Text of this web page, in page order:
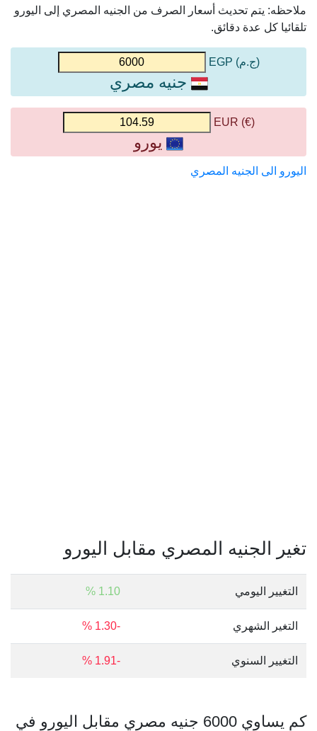
ملاحظه: يتم تحديث أسعار الصرف من الجنيه المصري إلى اليورو
تلقائيا كل عدة دقائق.
(ج.م) EGP
جنيه مصري
(€) EUR
يورو
اليورو الى الجنيه المصري
تغير الجنيه المصري مقابل اليورو
التغيير اليومي 1.10 %
التغير الشهري -1.30 %
التغيير السنوي -1.91 %
كم يساوي 6000 جنيه مصري مقابل اليورو في